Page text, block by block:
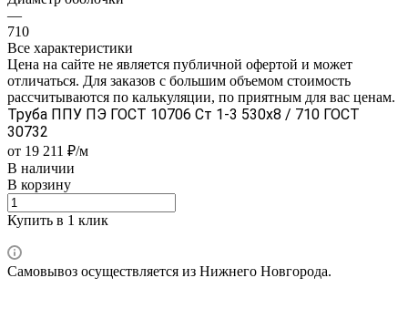
—
710
Все характеристики
Цена на сайте не является публичной офертой и может
отличаться. Для заказов с большим объемом стоимость
рассчитываются по калькуляции, по приятным для вас ценам.
Труба ППУ ПЭ ГОСТ 10706 Ст 1-3 530x8 / 710 ГОСТ
30732
от 19 211 ₽/м
В наличии
В корзину
Купить в 1 клик
Самовывоз осуществляется из Нижнего Новгорода.